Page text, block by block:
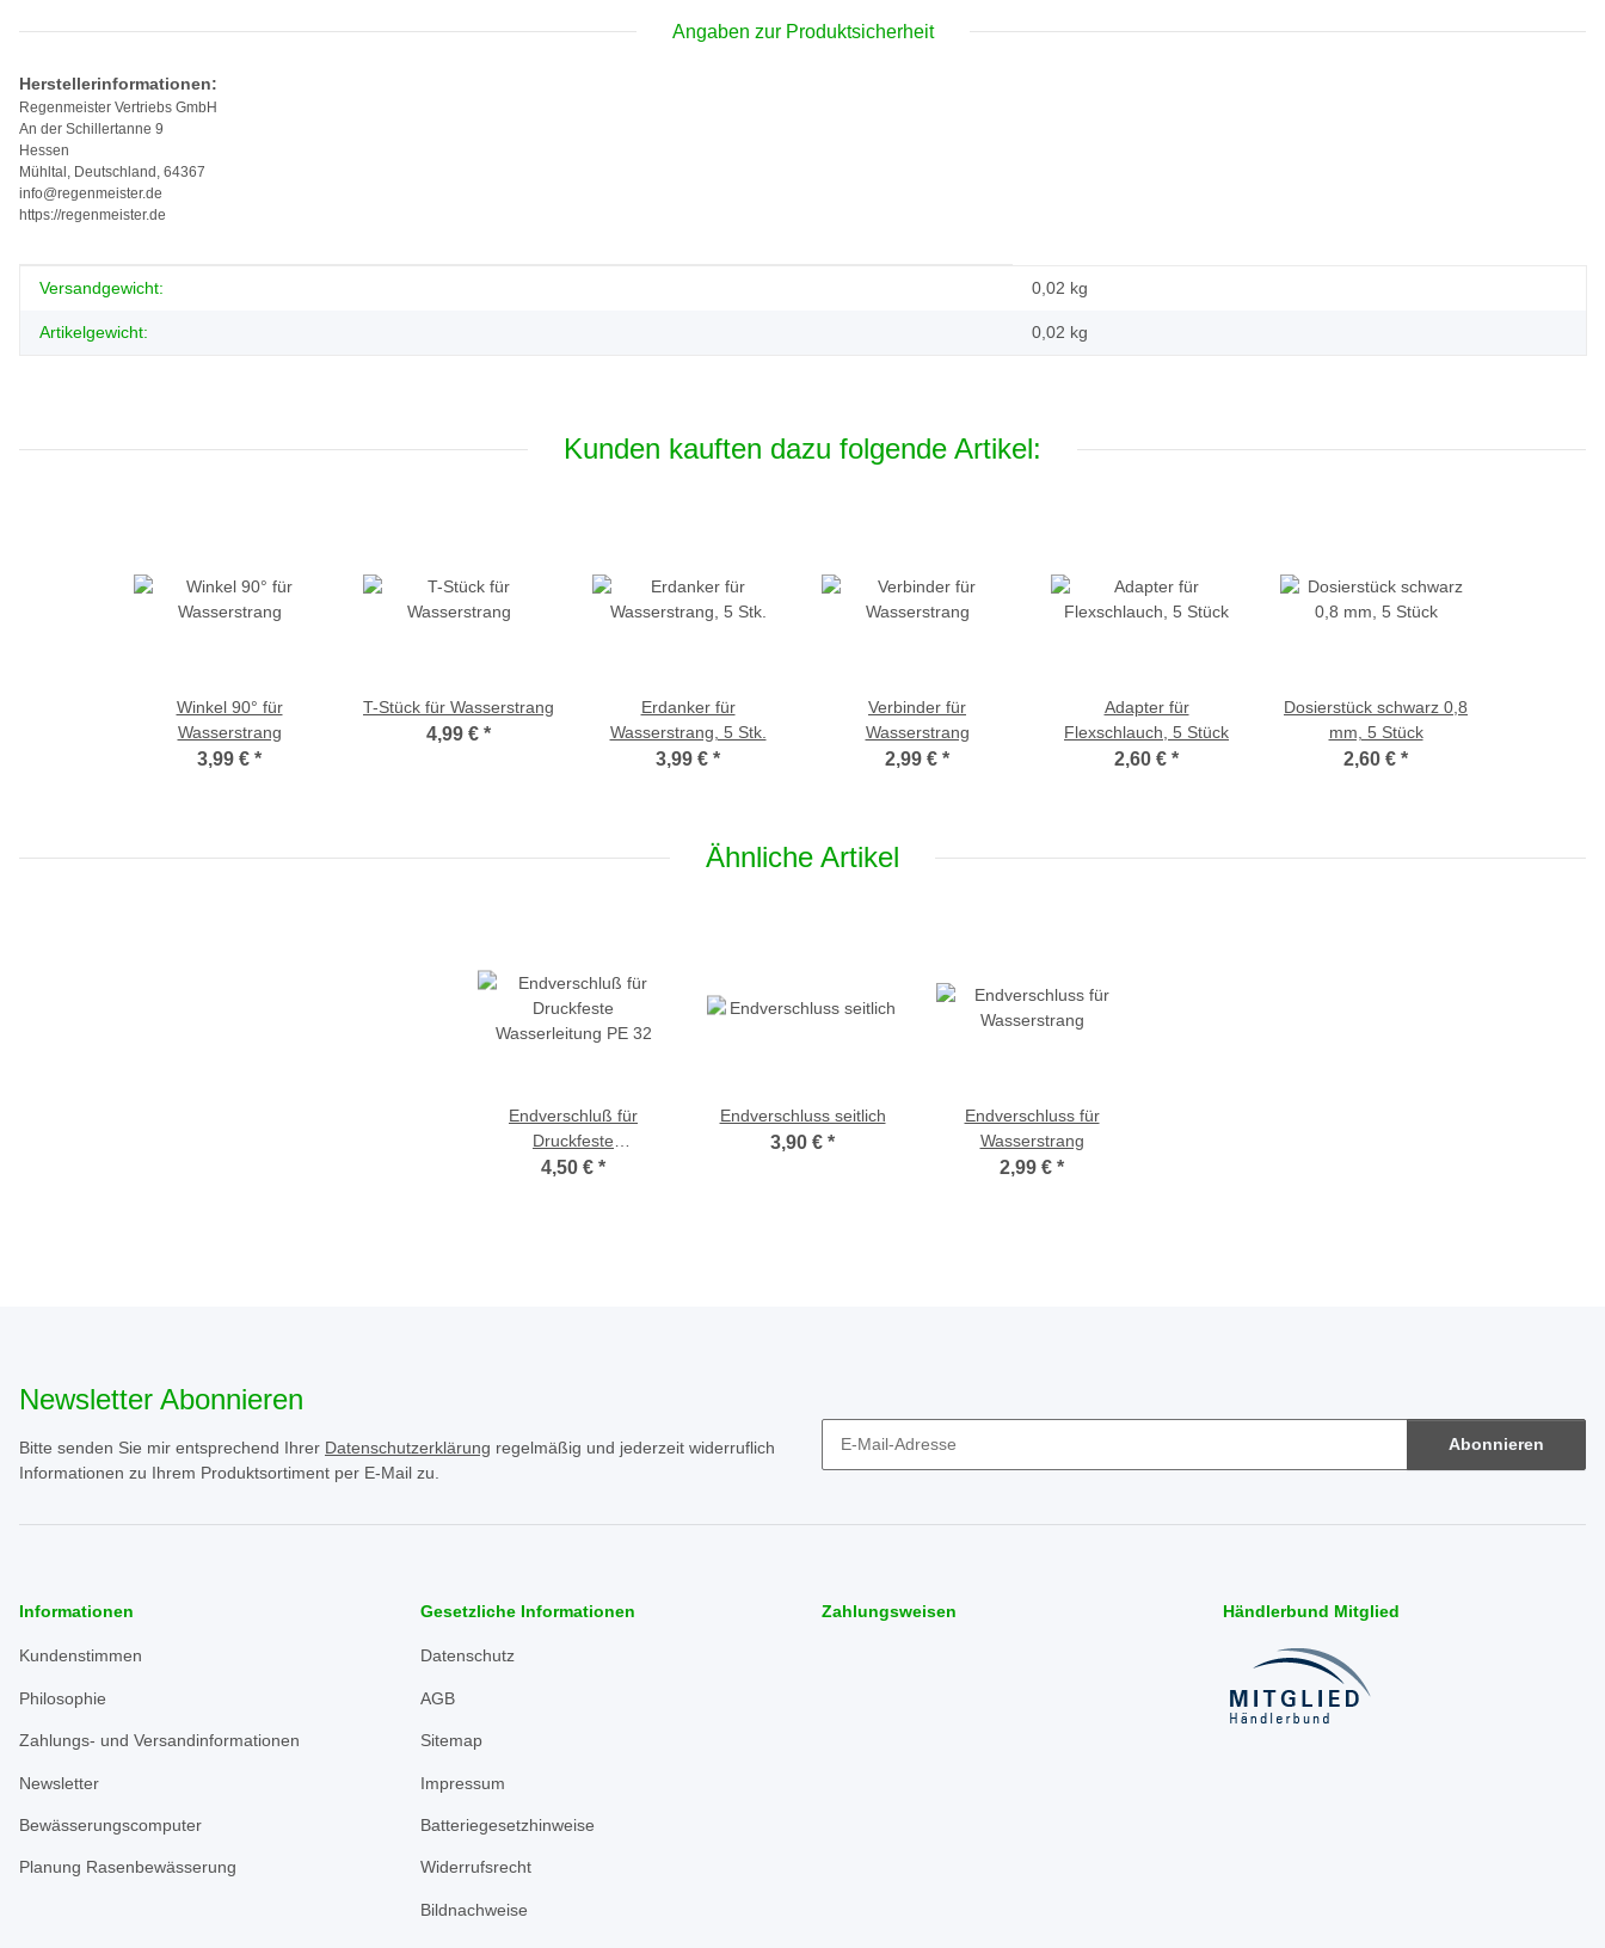
Angaben zur Produktsicherheit
Herstellerinformationen:
Regenmeister Vertriebs GmbH
An der Schillertanne 9
Hessen
Mühltal, Deutschland, 64367
info@regenmeister.de
https://regenmeister.de
Produkteigenschaft
Wert
Versandgewicht: 0,02 kg
Artikelgewicht: 0,02 kg
Kunden kauften dazu folgende Artikel:
Winkel 90° für
Wasserstrang
3,99 € *
T-Stück für Wasserstrang
4,99 € *
Erdanker für
Wasserstrang, 5 Stk.
3,99 € *
Verbinder für
Wasserstrang
2,99 € *
Adapter für
Flexschlauch, 5 Stück
2,60 € *
Dosierstück schwarz 0,8
mm, 5 Stück
2,60 € *
Ähnliche Artikel
Endverschluß für
Druckfeste
Wasserleitung PE 32
4,50 € *
Endverschluss seitlich
3,90 € *
Endverschluss für
Wasserstrang
2,99 € *
Newsletter Abonnieren
Bitte senden Sie mir entsprechend Ihrer Datenschutzerklärung regelmäßig und jederzeit widerruflich
Informationen zu Ihrem Produktsortiment per E-Mail zu.
Abonnieren
Informationen
Kundenstimmen
Philosophie
Zahlungs- und Versandinformationen
Newsletter
Bewässerungscomputer
Planung Rasenbewässerung
Gesetzliche Informationen
Datenschutz
AGB
Sitemap
Impressum
Batteriegesetzhinweise
Widerrufsrecht
Bildnachweise
Zahlungsweisen Händlerbund Mitglied